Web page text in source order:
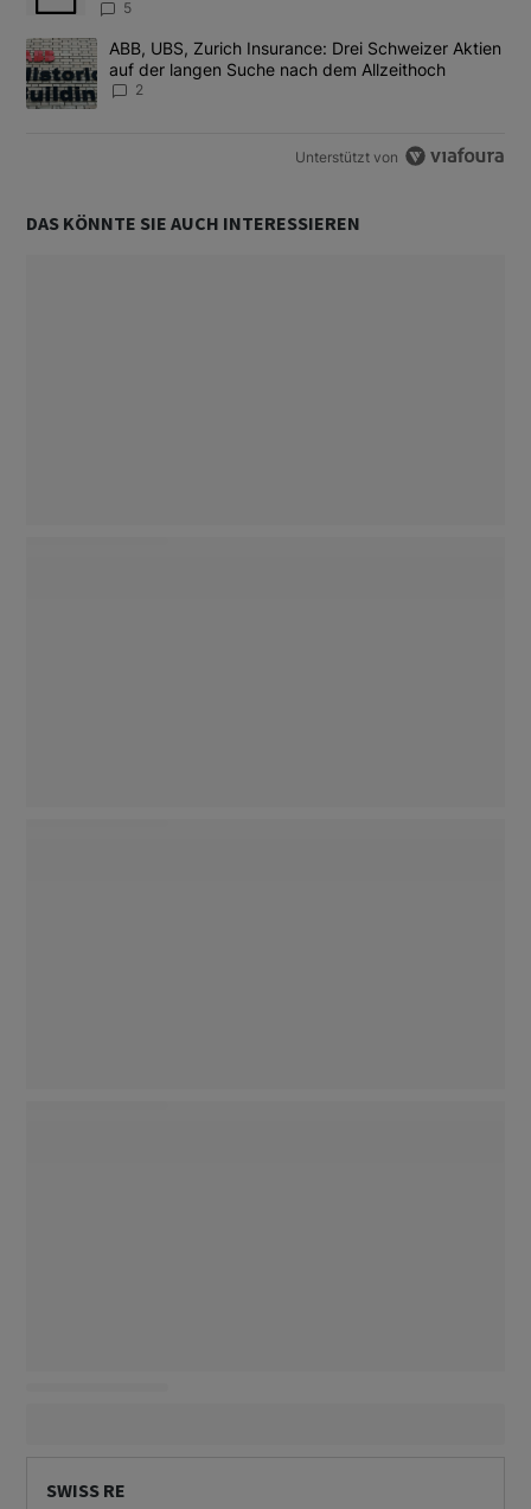
5
Ein Trendartikel mit dem Titel "ABB, UBS, Zurich Insurance:
ABB, UBS, Zurich Insurance: Drei Schweizer Aktien
auf der langen Suche nach dem Allzeithoch
2
Unterstützt von
DAS KÖNNTE SIE AUCH INTERESSIEREN
SWISS RE